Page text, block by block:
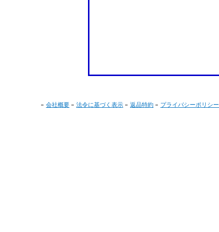
会社概要 法令に基づく表示 返品特約 プライバシーポリシー